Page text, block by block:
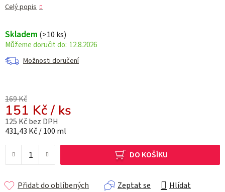
Celý popis
Skladem (>10 ks)
12.8.2026
Možnosti doručení
169 Kč
151 Kč/ ks
125 Kč bez DPH
Měrná cena:
431,43 Kč / 100 ml
DO KOŠÍKU
Zeptat se Hlídat
Přidat do oblíbených